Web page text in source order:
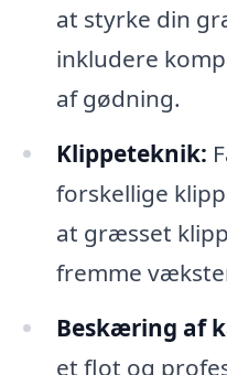
at styrke din
inkludere
af gødning.
Klippeteknik:
forskellige
at græsset
fremme
Beskæring af
et flot og